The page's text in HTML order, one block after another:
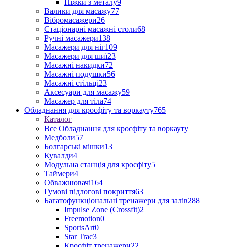
Ніжки з металу9
Валики для масажу77
Вібромасажери26
Стаціонарні масажні столи68
Ручні масажери138
Масажери для ніг109
Масажери для шиї23
Масажні накидки72
Масажні подушки56
Масажні стільці23
Аксесуари для масажу59
Масажер для тіла74
Обладнання для кросфіту та воркауту765
Каталог
Все Обладнання для кросфіту та воркауту
Медболи57
Болгарські мішки13
Кувалди4
Модульна станція для кросфіту5
Таймери4
Обважнювачі164
Гумові підлогові покриття63
Багатофункціональні тренажери для залів288
Impulse Zone (Crossfit)2
Freemotion0
SportsArt0
Star Trac3